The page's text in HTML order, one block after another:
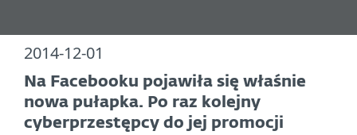
2014-12-01
Na Facebooku pojawiła się właśnie
nowa pułapka. Po raz kolejny
cyberprzestępcy do jej promocji